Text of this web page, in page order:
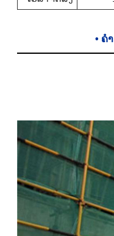
• ຄໍ